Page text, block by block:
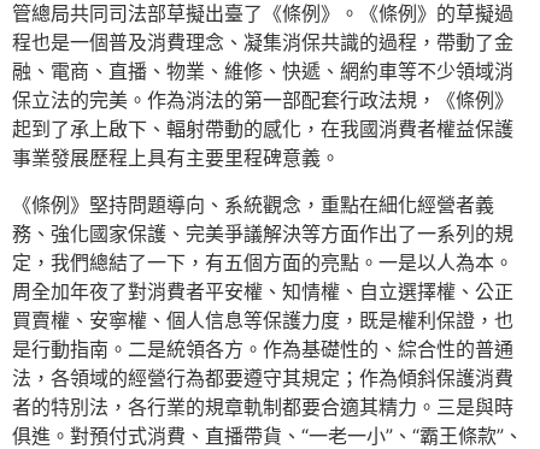
管總局共同司法部草擬出臺了《條例》。《條例》的草擬過
程也是一個普及消費理念、凝集消保共識的過程，帶動了金
融、電商、直播、物業、維修、快遞、網約車等不少領域消
保立法的完美。作為消法的第一部配套行政法規，《條例》
起到了承上啟下、輻射帶動的感化，在我國消費者權益保護
事業發展歷程上具有主要里程碑意義。
《條例》堅持問題導向、系統觀念，重點在細化經營者義
務、強化國家保護、完美爭議解決等方面作出了一系列的規
定，我們總結了一下，有五個方面的亮點。一是以人為本。
周全加年夜了對消費者平安權、知情權、自立選擇權、公正
買賣權、安寧權、個人信息等保護力度，既是權利保證，也
是行動指南。二是統領各方。作為基礎性的、綜合性的普通
法，各領域的經營行為都要遵守其規定；作為傾斜保護消費
者的特別法，各行業的規章軌制都要合適其精力。三是與時
俱進。對預付式消費、直播帶貨、“一老一小”、“霸王條款”、